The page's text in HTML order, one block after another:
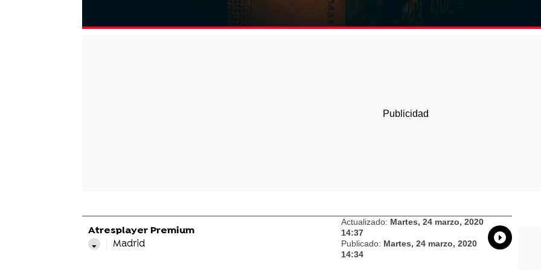
Atresplayer Premium
Madrid
Actualizado: Martes, 24 marzo, 2020
14:37
Publicado: Martes, 24 marzo, 2020
14:34
Whatsapp